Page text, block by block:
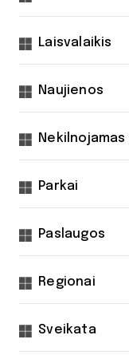
Laisvalaikis
Naujienos
Parkai
Paslaugos
Regionai
Sveikata